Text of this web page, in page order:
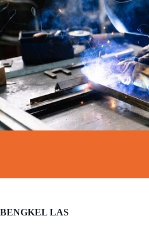
BENGKEL LAS